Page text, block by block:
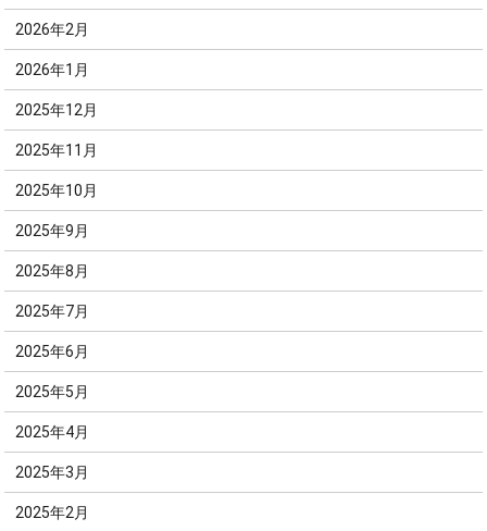
2026年2月
2026年1月
2025年12月
2025年11月
2025年10月
2025年9月
2025年8月
2025年7月
2025年6月
2025年5月
2025年4月
2025年3月
2025年2月